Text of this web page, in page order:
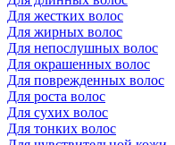
Для жестких волос
Для жирных волос
Для непослушных волос
Для окрашенных волос
Для поврежденных волос
Для роста волос
Для сухих волос
Для тонких волос